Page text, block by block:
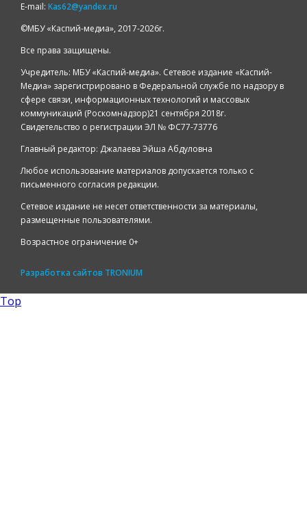
E-mail: Kas62@yandex.ru
©️МБУ «Каспий-медиа», 2017-2026г.
Все права защищены.
Учредитель: МБУ «Каспий-медиа». Сетевое издание «Каспий-
Медиа» зарегистрировано в Федеральной службе по надзору в
сфере связи, информационных технологий и массовых
коммуникаций (Роскомнадзор)21 сентября 2018г.
Свидетельство о регистрации ЭЛ № ФС77-73776
Главный редактор: Джалаева Эйша Абдуловна
Любое использование материалов допускается только с
письменного согласия редакции.
Сетевое издание не несет ответственности за материалы,
размещенные пользователями.
Возрастное ограничение 0+
Разработка сайтов TRONIUM
Top